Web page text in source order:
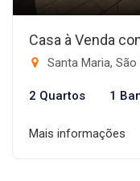
Casa à Venda
Santa Maria,
2 Quartos 1
Mais informações